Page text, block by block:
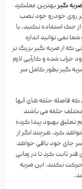
گیربهترین عملکرد
بر روی خودرو خود نصب
جک استفاده نکنید، با
نمی توانید اندازه
که از ضربه گیر بزرگ تر
خراب شده و کارآیی لازم
گیر بطور کامل سر
فاصله حلقه های آنها
حلقه می باشند
بهبود پیدا کرده
کرد. هرچند اگر از
جای خود باقی خواهد
ثابت کرد تا در زمانی
نکنند. این ضربه